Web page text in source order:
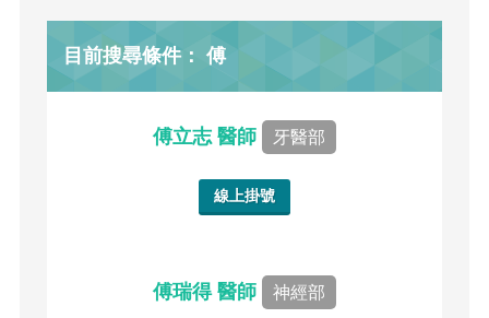
目前搜尋條件： 傅
傅立志 醫師 牙醫部
線上掛號
傅瑞得 醫師 神經部